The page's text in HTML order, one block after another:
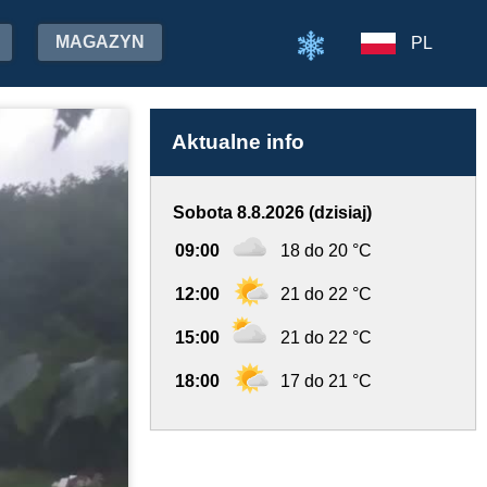
MAGAZYN PL
Aktualne info
Sobota 8.8.2026 (dzisiaj)
09:00 18 do 20 °C
12:00 21 do 22 °C
15:00 21 do 22 °C
18:00 17 do 21 °C